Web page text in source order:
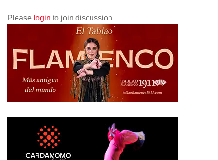
Please login to join discussion